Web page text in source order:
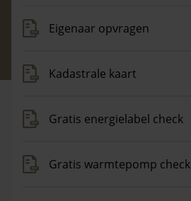
Eigenaar opvragen
Kadastrale kaart
Gratis energielabel check
Gratis warmtepomp check